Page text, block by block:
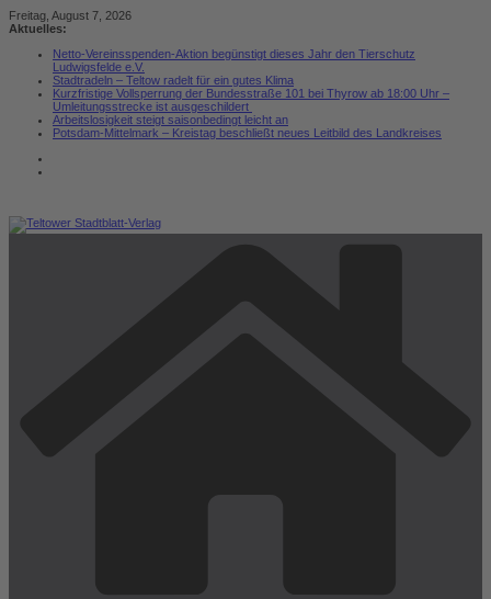
Zum
Inhalt
Freitag, August 7, 2026
Aktuelles:
Netto-Vereinsspenden-Aktion begünstigt dieses Jahr den Tierschutz
Ludwigsfelde e.V.
Stadtradeln – Teltow radelt für ein gutes Klima
Kurzfristige Vollsperrung der Bundesstraße 101 bei Thyrow ab 18:00 Uhr –
Umleitungsstrecke ist ausgeschildert
Arbeitslosigkeit steigt saisonbedingt leicht an
Potsdam-Mittelmark – Kreistag beschließt neues Leitbild des Landkreises